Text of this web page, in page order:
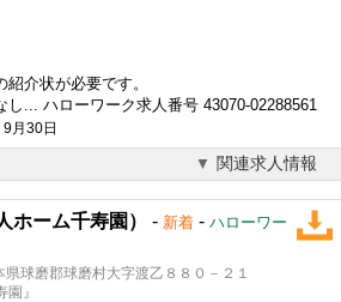
介状が必要です。
し... ハローワーク求人番号 43070-02288561
月30日
関連求人情報
ホーム千寿園） - 新着 - ハローワー
球磨郡球磨村大字渡乙８８０－２１
』